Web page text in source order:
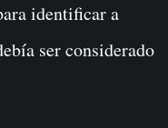
identificar a
ser considerado